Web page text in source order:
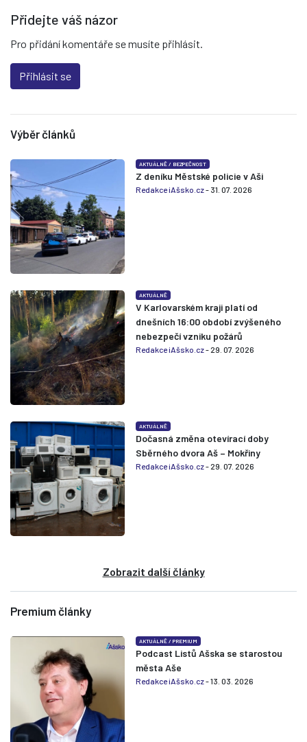
Přidejte váš názor
Pro přidání komentáře se musíte přihlásit.
Přihlásit se
Výběr článků
AKTUÁLNĚ / BEZPEČNOST
Z deníku Městské policie v Aši
Redakce iAšsko.cz- 31. 07. 2026
AKTUÁLNĚ
V Karlovarském kraji platí od
dnešních 16:00 období zvýšeného
nebezpečí vzniku požárů
Redakce iAšsko.cz- 29. 07. 2026
AKTUÁLNĚ
Dočasná změna otevírací doby
Sběrného dvora Aš – Mokřiny
Redakce iAšsko.cz- 29. 07. 2026
Zobrazit další články
Premium články
AKTUÁLNĚ /PREMIUM
Podcast Listů Ašska se starostou
města Aše
Redakce iAšsko.cz- 13. 03. 2026